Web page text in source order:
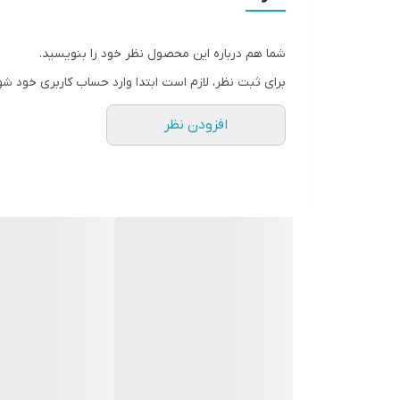
شما هم درباره این محصول نظر خود را بنویسید.
برای ثبت نظر، لازم است ابتدا وارد حساب کاربری خود
افزودن نظر